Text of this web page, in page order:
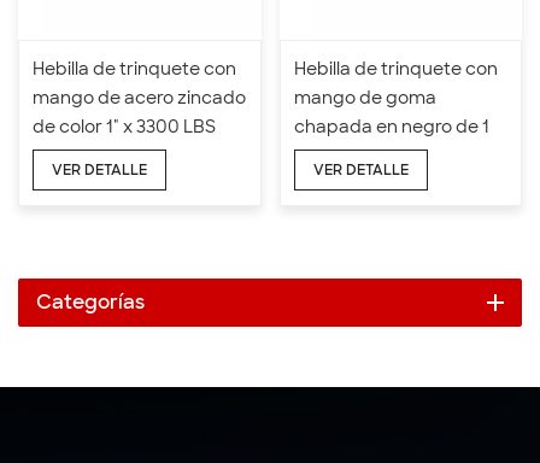
Hebilla de trinquete con
mango de acero zincado
de color 1" x 3300 LBS
VER DETALLE
Hebilla de trinquete con
mango de goma
chapada en negro de 1
1/16" x 3300 LBS
VER DETALLE
Categorías